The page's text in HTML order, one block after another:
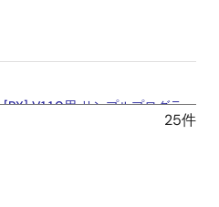
V1.1.0用 サンプルプログラ
グラフィックLCDコントロ
25件